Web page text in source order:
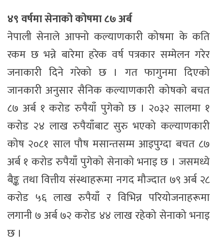
४९ वर्षमा सेनाको कोषमा ८७ अर्ब
नेपाली सेनाले आफ्नो कल्याणकारी कोषमा के कति
रकम छ भन्ने बारेमा हरेक वर्ष पत्रकार सम्मेलन गरेर
जनाकारी दिने गरेको छ । गत फागुनमा दिएको
जानकारी अनुसार सैनिक कल्याणकारी कोषको बचत
८७ अर्ब १ करोड रुपैयाँ पुगेको छ । २०३२ सालमा १
करोड २४ लाख रुपैयाँबाट सुरु भएको कल्याणकारी
कोष २०८१ साल पौष मसान्तसम्म आइपुग्दा बचत ८७
अर्ब १ करोड रुपैयाँ पुगेको सेनाको भनाइ छ । जसमध्ये
बैङ्क तथा वित्तीय संस्थाहरूमा नगद मौज्दात ७९ अर्ब २८
करोड ५६ लाख रुपैयाँ र विभिन्न परियोजनाहरूमा
लगानी ७ अर्ब ७२ करोड ४४ लाख रहेको सेनाको भनाइ
छ ।